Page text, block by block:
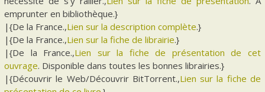
emprunter en bibliothèque.}
|{De la France.,Lien sur la description complète.}
|{De la France.,Lien sur la fiche de librairie.}
|{De la France.,Lien sur la fiche de présentation de cet
ouvrage. Disponible dans toutes les bonnes librairies.}
|{Découvrir le Web/Découvrir BitTorrent.,Lien sur la fiche de